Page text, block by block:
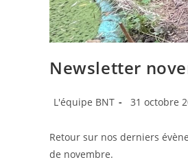
Newsletter
Auteur/autrice
publication :
L'équipe BNT
Publication
31 octobre
Retour sur nos derniers
de novembre.